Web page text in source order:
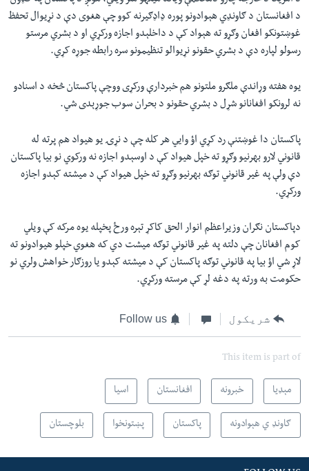
د افغانستان د ګاونډي هېوادونو پوره ډاډګيرنه کوو چې هغوى دې د نړیوال تحفظ
غوښتونکو افغان وګړو ته هېواد کې د داخلېدو اجازه ورکړي او د بشري مرستو
رسولو لپاره دې د بشري حقونو نړیوالو تنظيمونو سره رابطه جوړه کړي.
يوه هفته وړاندې ملګرو ملتونو هم خبردارې ورکړی ووچې پاکستان څخه د اسنادو
نه لرونکو افغانانو شړل د بشري حقونو د بحران سوب جوړېدی شي.
پاکستان دا غوښتنې رد کړي‌ اؤ وایي هر کله چې د نړۍ یو هیواد هم پرته له
قانوني لارو بهرنیو وګړو ته خپل هیواد کې د اوسېدو اجازه نه ورکوي نو بیا پاکستان
دې ولې په غیر قانوني توګه بهرنیو وګړو ته خپل هیواد کې د میشته کېدو اجازه
ورکړي.
دپاکستان نګران وزیراعظم انوار الحق کاکړ تېره ورځ پخپله یوه مرکه کې ویلي
کوم افغانان چې دلته په غیر قانوني توګه میشت دي که هغوي خپلو هیوادونو ته
لاړ شي اؤ بیا په قانوني توګه پاکستان کې د میشته کېدو یا روزګار خواهش ولري نو
حکومت به ورته په دغه لړ کې مرسته ورکړي.
شریکول Follow us
This item is part of
مېډیا خبرونه افغانستان اسیا
ګاونډ ي هېوادونه پاکستان پښتونخوا بلوچستان